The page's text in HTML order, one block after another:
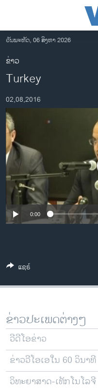
ເຂົ້າ
ຫາ
ຂ້າມ
ຂ້າມ
ໄປ
ຫາ
ຊອກ
ຄົ້ນ
ອາເມຣິກາ
ການເລືອກຕັ້ງ ປະທານາທີບໍດີ ສ
ຂ່າວ​ຈີນ
ໂລກ
ເອເຊຍ
ອິດສະຫຼະພາບດ້ານການຂ່າວ
ຊີວິດຊາວລາວ
ຊຸມຊົນຊາວລາວ
ວິທະຍາສາດ-ເທັກໂນໂລຈີ
ພາສາອັງກິດ
ລາຍການກະຈາຍສຽງ
ລາຍງານ
ຕິດຕາມພວກເຮົາ ທີ່
ພາສາຕ່າງໆ
ວັນພະຫັດ, 06 ສິງຫາ 2026
ຂ່າວ
Turkey
02,08,2016
No media
0:00
ແຊຣ໌
ຂ່າວປະເພດຕ່າງໆ
ວີດີໂອຂ່າວ
ຂ່າວວີໂອເອໃນ 60 ວິນາທີ
ວິທະຍາສາດ-ເທັກໂນໂລຈີ